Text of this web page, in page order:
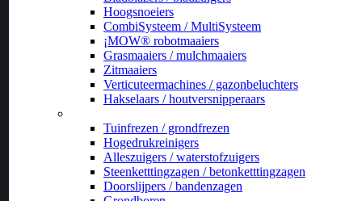
Hoogsnoeiers
CombiSysteem / MultiSysteem
¡MOW® robotmaaiers
Grasmaaiers / mulchmaaiers
Zitmaaiers
Verticuteermachines / gazonbeluchters
Hakselaars / houtversnipperaars
Tuinfrezen / grondfrezen
Hogedrukreinigers
Alleszuigers / waterstofzuigers
Steenketttingzagen / betonketttingzagen
Doorslijpers / bandenzagen